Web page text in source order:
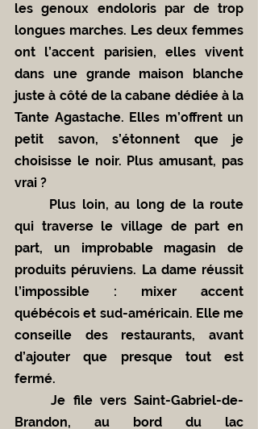
les genoux endoloris par de trop
longues marches. Les deux femmes
ont l’accent parisien, elles vivent
dans une grande maison blanche
juste à côté de la cabane dédiée à la
Tante Agastache. Elles m’offrent un
petit savon, s’étonnent que je
choisisse le noir. Plus amusant, pas
vrai ?
qui traverse le village de part en
part, un improbable magasin de
produits péruviens. La dame réussit
l’impossible : mixer accent
québécois et sud-américain. Elle me
conseille des restaurants, avant
d’ajouter que presque tout est
fermé.
	Je file vers Saint-Gabriel-de-
Brandon, au bord du lac